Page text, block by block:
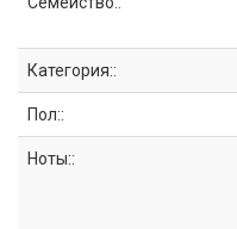
Категория::
Пол::
Ноты::